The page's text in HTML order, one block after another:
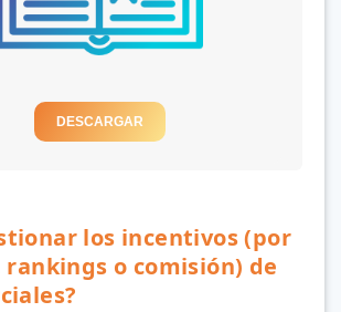
DESCARGAR
los incentivos (por
o comisión) de